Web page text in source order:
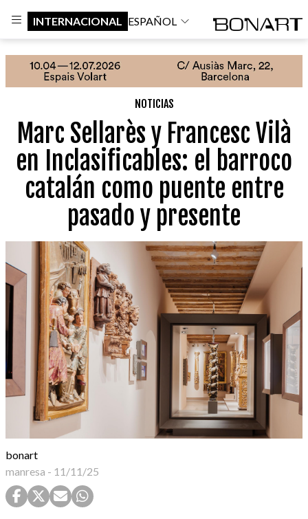
INTERNACIONAL ESPAÑOL
NOTICIAS
Marc Sellarès y Francesc Vilà
en Inclasificables: el barroco
catalán como puente entre
pasado y presente
bonart
manresa - 11/11/25